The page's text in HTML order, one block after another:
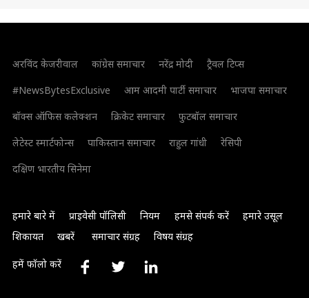
अरविंद केजरीवाल कांग्रेस समाचार नरेंद्र मोदी
ट्रैवल टिप्स
#NewsBytesExclusive
आम आदमी पार्टी समाचार
भाजपा समाचार
बॉक्स ऑफिस कलेक्शन
क्रिकेट समाचार
फुटबॉल समाचार
लेटेस्ट स्मार्टफोन्स
पाकिस्तान समाचार राहुल गांधी
रेसिपी
दक्षिण भारतीय सिनेमा
हमारे बारे में प्राइवेसी पॉलिसी नियम हमसे संपर्क करें
हमारे उसूल
शिकायत
खबरें समाचार संग्रह विषय संग्रह
हमें फॉलो करें